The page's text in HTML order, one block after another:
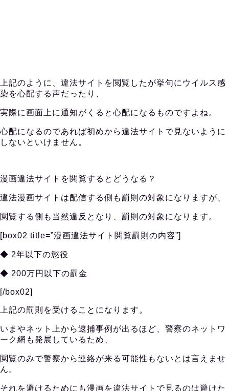
上記のように、違法サイトを閲覧したが挙句にウイルス感
染を心配する声だったり、
実際に画面上に通知がくると心配になるものですよね。
心配になるのであれば初めから違法サイトで見ないように
しないといけません。
漫画違法サイトを閲覧するとどうなる？
違法漫画サイトは配信する側も罰則の対象になりますが、
閲覧する側も当然違反となり、罰則の対象になります。
[box02 title=”漫画違法サイト閲覧罰則の内容”]
◆ 2年以下の懲役
◆ 200万円以下の罰金
[/box02]
上記の罰則を受けることになります。
いまやネット上から逮捕事例が出るほど、警察のネットワ
ーク網も発展しているため、
閲覧のみで警察から連絡が来る可能性もないとは言えませ
ん。
それを避けるためにも漫画を違法サイトで見るのは避けた